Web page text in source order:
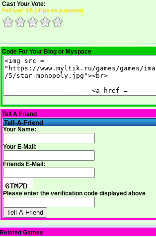
Cast Your Vote:
Рейтинг 0/5 (Игра не оценена)
Code For Your Blog or Myspace
Tell A Friend
Tell-A-Friend
Your Name:
Your E-Mail:
Friends E-Mail:
Please enter the verification code displayed above
Related Games